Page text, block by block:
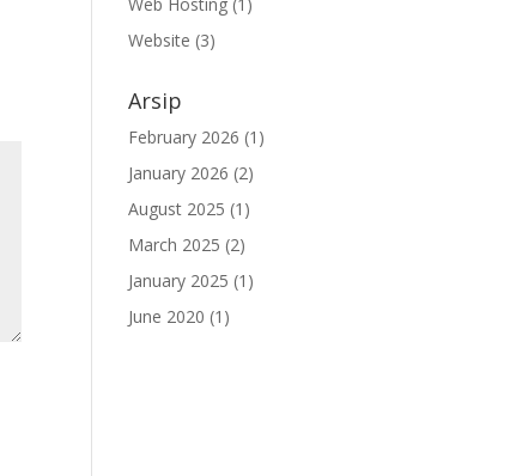
Website (3)
Arsip
February 2026 (1)
January 2026 (2)
August 2025 (1)
March 2025 (2)
January 2025 (1)
June 2020 (1)